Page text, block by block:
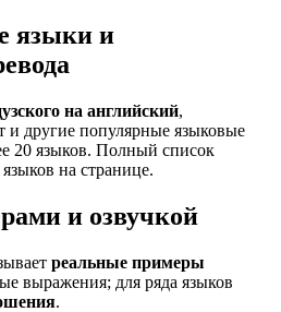
языки и
на английский,
и другие популярные языковые
20 языков. Полный список
на странице.
и озвучкой
реальные примеры
выражения; для ряда языков
.